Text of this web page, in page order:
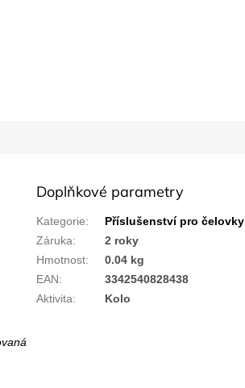
Doplňkové parametry
Kategorie:
Příslušenství pro čelovky
Záruka:
2 roky
Hmotnost:
0.04 kg
EAN:
3342540828438
Aktivita: Kolo